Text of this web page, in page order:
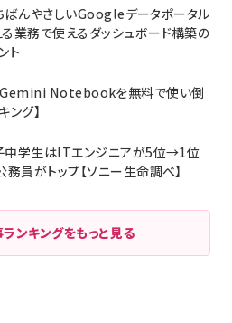
ばんやさしいGoogleデータポータル
業務で使えるダッシュボード構築の
ト
Gemini Notebookを無料で使い倒
ング】
中学生はITエンジニアが5位→1位
員がトップ【ソニー生命調べ】
ンキングをもっと見る